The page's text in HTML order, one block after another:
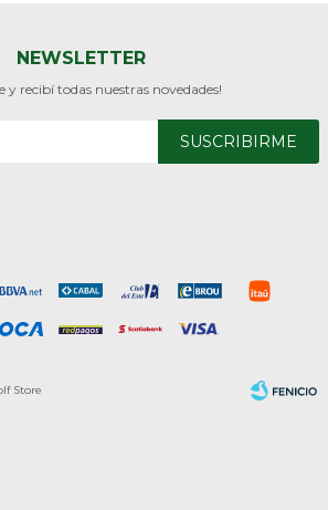
NEWSLETTER
y recibí todas nuestras novedades!
SUSCRIBIRME
Store